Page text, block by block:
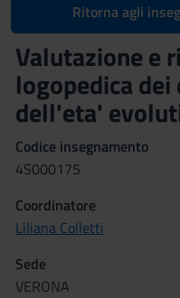
Ritorna agli
Valutazione e
logopedica
dell'eta'
Codice insegnamento
4S000175
Coordinatore
Liliana Colletti
Sede
VERONA